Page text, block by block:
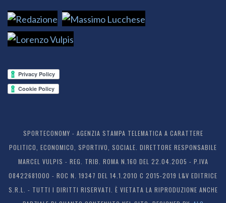
SPORTECONOMY - AGENZIA STAMPA TELEMATICA A CARATTERE
POLITICO, ECONOMICO, SPORTIVO, SOCIALE. DIRETTORE RESPONSABILE
MARCEL VULPIS - REG. TRIB. ROMA N.160 DEL 22.04.2005 - P.IVA
08422681000 - ROC N. 19347 DEL 14.1.2010 C 2015-2019 L&V EDITRICE
S.R.L. - TUTTI I DIRITTI RISERVATI. È VIETATA LA RIPRODUZIONE ANCHE